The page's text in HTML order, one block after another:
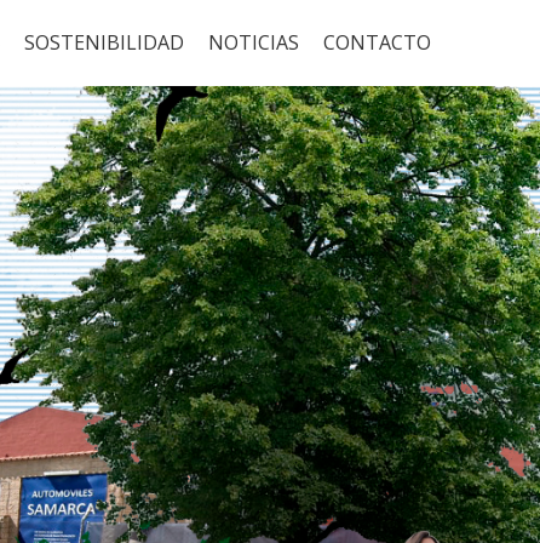
SOSTENIBILIDAD NOTICIAS CONTACTO